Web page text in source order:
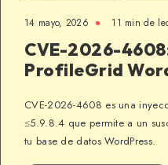
14 mayo, 2026 11 min de
CVE-2026-
ProfileGrid
CVE-2026-4608 es una
≤5.9.8.4 que permite a un
tu base de datos WordPress.